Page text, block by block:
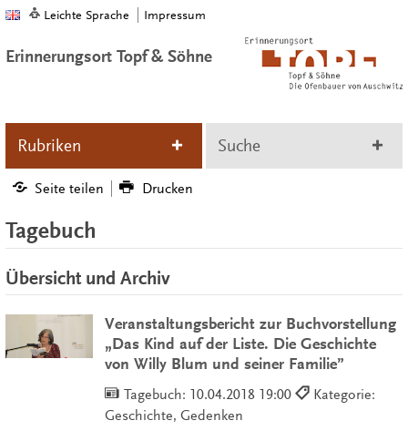
Leichte Sprache Impressum
Erinnerungsort Topf & Söhne
Rubriken Suche
Seite teilen Drucken
Tagebuch
Übersicht und Archiv
Veranstaltungsbericht zur Buchvorstellung
„Das Kind auf der Liste. Die Geschichte
von Willy Blum und seiner Familie”
Tagebuch: 10.04.2018 19:00
Kategorie:
Geschichte, Gedenken